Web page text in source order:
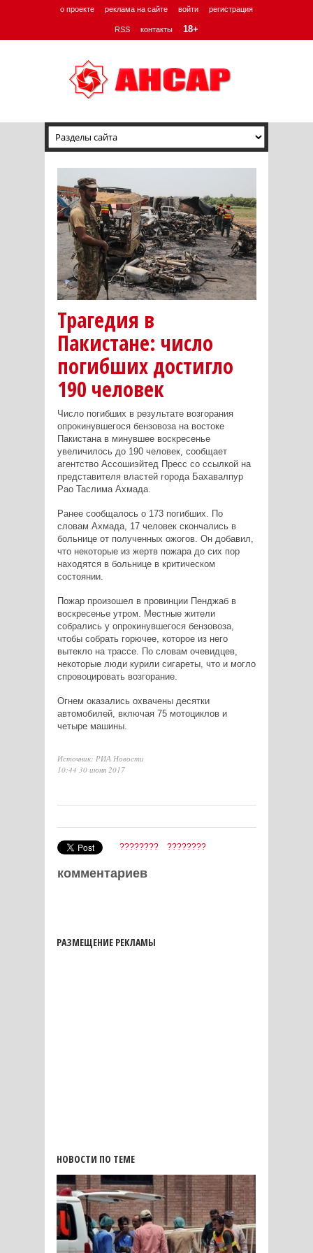
о проекте реклама на сайте войти регистрация
RSS контакты 18+
Трагедия в
Пакистане: число
погибших достигло
190 человек
Число погибших в результате возгорания
опрокинувшегося бензовоза на востоке
Пакистана в минувшее воскресенье
увеличилось до 190 человек, сообщает
агентство Ассошиэйтед Пресс со ссылкой на
представителя властей города Бахавалпур
Рао Таслима Ахмада.
Ранее сообщалось о 173 погибших. По
словам Ахмада, 17 человек скончались в
больнице от полученных ожогов. Он добавил,
что некоторые из жертв пожара до сих пор
находятся в больнице в критическом
состоянии.
Пожар произошел в провинции Пенджаб в
воскресенье утром. Местные жители
собрались у опрокинувшегося бензовоза,
чтобы собрать горючее, которое из него
вытекло на трассе. По словам очевидцев,
некоторые люди курили сигареты, что и могло
спровоцировать возгорание.
Огнем оказались охвачены десятки
автомобилей, включая 75 мотоциклов и
четыре машины.
Источник: РИА Новости
10:44 30 июня 2017
???????? ????????
комментариев
РАЗМЕЩЕНИЕ РЕКЛАМЫ
НОВОСТИ ПО ТЕМЕ